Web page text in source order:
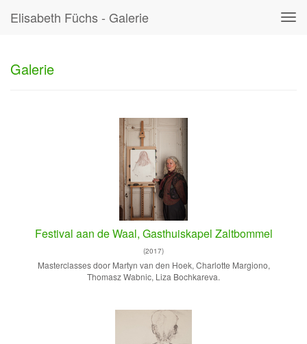
Elisabeth Füchs - Galerie
Galerie
Festival aan de Waal, Gasthuiskapel Zaltbommel
(2017)
Masterclasses door Martyn van den Hoek, Charlotte Margiono,
Thomasz Wabnic, Liza Bochkareva.